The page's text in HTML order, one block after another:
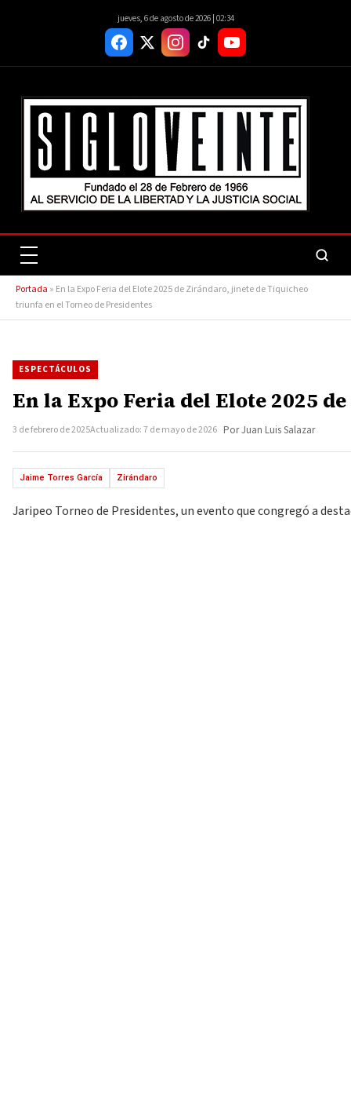
jueves, 6 de agosto de 2026 | 02:34
Portada » En la Expo Feria del Elote 2025 de Zirándaro, jinete de Tiquicheo
triunfa en el Torneo de Presidentes
ESPECTÁCULOS
En la Expo Feria del Elote 2025
3 de febrero de 2025Actualizado: 7 de mayo de 2026 Por Juan Luis Salazar
Jaime Torres García Zirándaro
Jaripeo Torneo de Presidentes, un evento que congregó a